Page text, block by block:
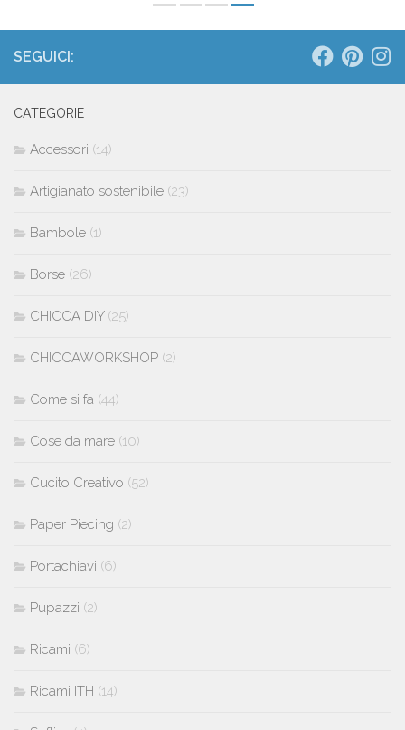
SEGUICI:
CATEGORIE
Accessori (14)
Artigianato sostenibile (23)
Bambole (1)
Borse (26)
CHICCA DIY(25)
CHICCAWORKSHOP (2)
Come si fa (44)
Cose da mare (10)
Cucito Creativo (52)
Paper Piecing (2)
Portachiavi (6)
Pupazzi (2)
Ricami (6)
Ricami ITH (14)